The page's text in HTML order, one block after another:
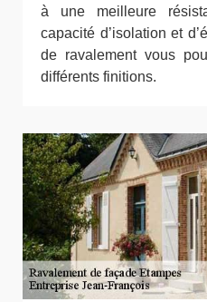
à une meilleure
capacité d’isolation et
de ravalement vous
différents finitions.